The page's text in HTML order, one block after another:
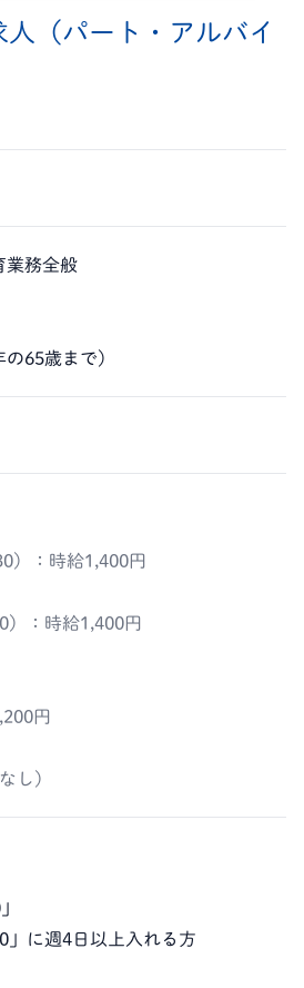
（パート・アルバイ
業務全般
65歳まで）
）：時給1,400円
：時給1,400円
円
し）
」
に週4日以上入れる方